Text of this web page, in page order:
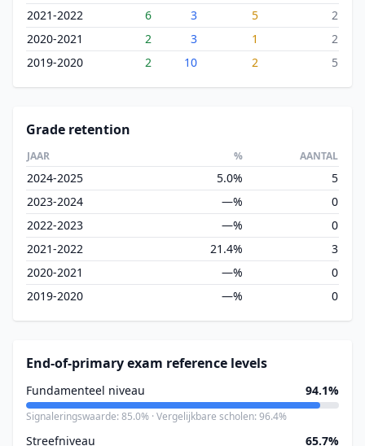
2021-2022
6 3 5
2
2020-2021
2 3 1
2
2019-2020
2 10 2 5
Grade retention
JAAR % AANTAL
2024-2025 5.0%
5
2023-2024
—%
0
2022-2023
—%
0
2021-2022
21.4%
3
2020-2021
—%
0
2019-2020
—% 0
End-of-primary exam reference levels
Fundamenteel niveau 94.1%
Signaleringswaarde: 85.0% · Vergelijkbare scholen: 96.4%
Streefniveau 65.7%